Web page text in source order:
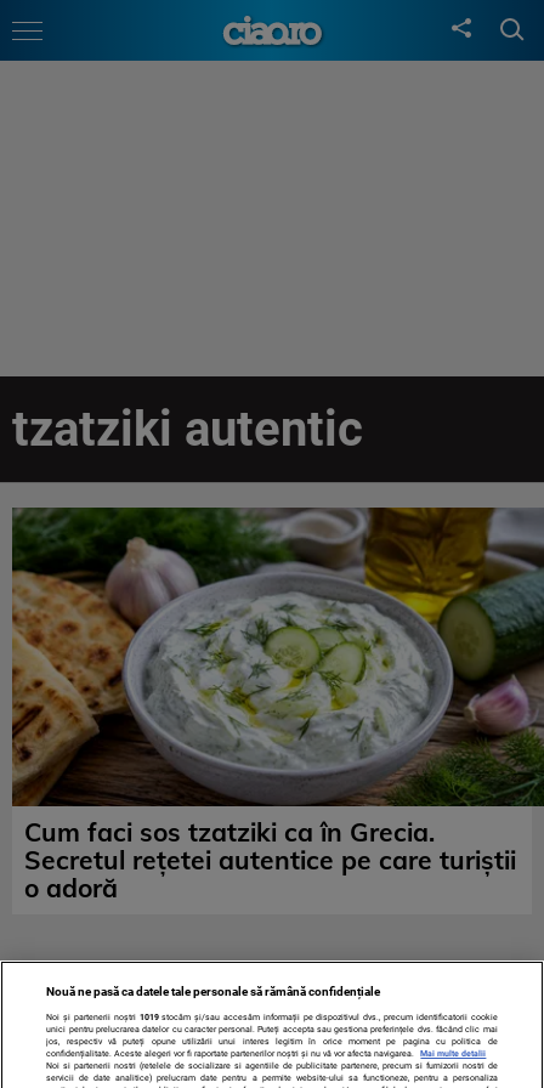
tzatziki autentic
Cum faci sos tzatziki ca în Grecia.
Secretul rețetei autentice pe care turiștii
o adoră
Nouă ne pasă ca datele tale personale să rămână confidențiale
Noi și partenerii noștri 1019stocăm și/sau accesăm informații pe dispozitivul dvs., precum identificatorii cookie
unici pentru prelucrarea datelor cu caracter personal. Puteți accepta sau gestiona preferințele dvs. făcând clic mai
jos, respectiv vă puteți opune utilizării unui interes legitim în orice moment pe pagina cu politica de
confidențialitate. Aceste alegeri vor fi raportate partenerilor noștri și nu vă vor afecta navigarea.
Mai multe detalii
Noi si partenerii nostri (retelele de socializare si agentiile de publicitate partenere, precum si furnizorii nostri de
servicii de date analitice) prelucram date pentru a permite website-ului sa functioneze, pentru a personaliza